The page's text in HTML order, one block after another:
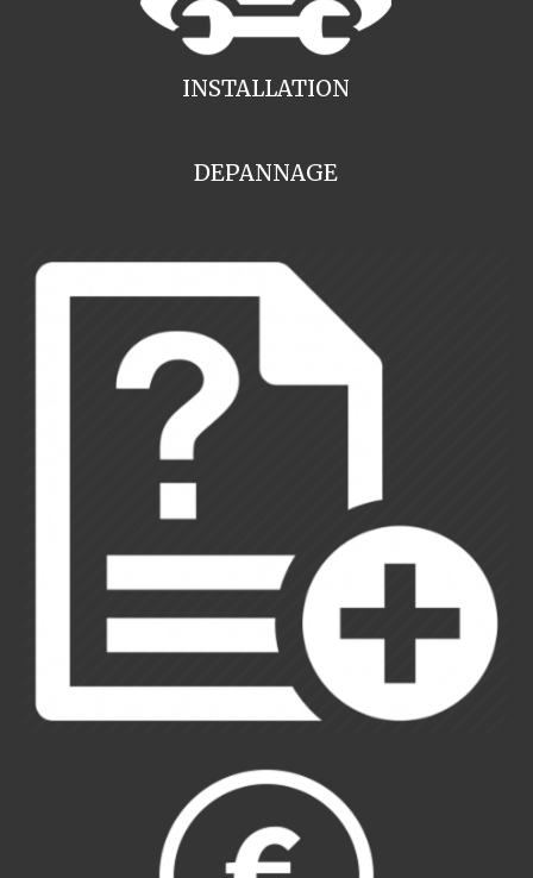
INSTALLATION
DEPANNAGE